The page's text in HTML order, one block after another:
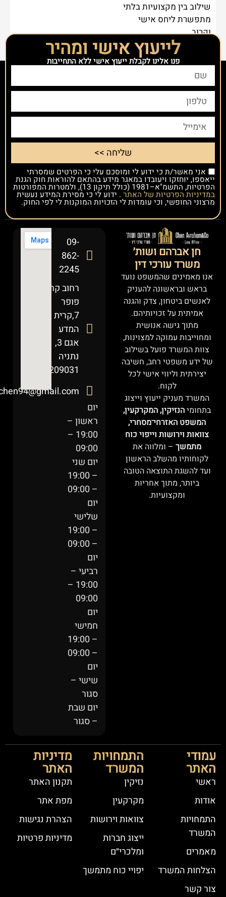
שילוב בין מקצועיות בלתי
מתפשרת ליחס אישי
וקרוב.
לייעוץ אישי ומהיר
פנו אלינו לקבלת ייעוץ אישי ללא התחייבות
אני מאשר/ת כי ידוע לי ומוסכם עלי כי הפרטים שמסרתי
ייאספו, יוחזקו ויעובדו במאגר מידע בהתאם להוראות חוק הגנת
הפרטיות, התשמ"א–1981 (כולל תיקון 13), ולמטרות המפורטות
במדיניות הפרטיות של האתר . ידוע לי כי מסירת המידע נעשית
מרצוני החופשי, וכי עומדות לי הזכויות המוקנות לי לפי החוק.
שליחה >>
חן אברהם ושות׳
משרד עורכי דין
אנו מאמינים שהמשפט נועד
בראש ובראשונה להעניק
לאנשים ביטחון, צדק והגנה
אמיתית על זכויותיהם.
מתוך גישה אנושית
ומחוייבות עמוקה למצוינות,
צוות המשרד פועל בשילוב
של ידע משפטי רחב, חשיבה
יצירתית וליווי אישי לכל
לקוח.
המשרד מעניק ייעוץ וייצוג
בתחומיהנזיקין, המקרקעין,
המשפט האזרחי־מסחרי,
צוואות וירושות וייפוי כוח
מתמשך– ומלווה את
לקוחותיו מהשלב הראשון
ועד להשגת התוצאה הטובה
ביותר, מתוך אחריות
ומקצועיות.
09-
862-
2245
רחוב קרל
פופר
7,קרית
המדע
אגם 3,
נתניה
4209031
יום
ראשון –
19:00 –
09:00
יום שני
– 19:00
– 09:00
יום
שלישי
– 19:00
– 09:00
יום
רביעי –
19:00 –
09:00
יום
חמישי
– 19:00
– 09:00
יום
שישי –
סגור
יום שבת
– סגור
עמודי
האתר
ראשי
אודות
התמחויות
המשרד
מאמרים
הצלחות המשרד
צור קשר
התמחויות
המשרד
נזיקין
מקרקעין
צוואות וירושות
ייצוג חברות
ומלכרי״ם
יפויי כוח מתמשך
מדיניות
האתר
תקנון האתר
מפת אתר
הצהרת נגישות
מדיניות פרטיות